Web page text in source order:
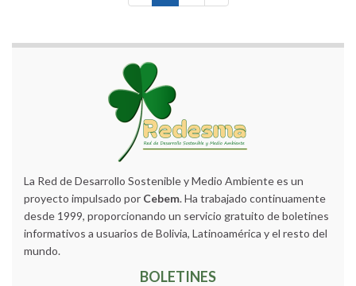
La Red de Desarrollo Sostenible y Medio Ambiente es un
proyecto impulsado por Cebem. Ha trabajado continuamente
desde 1999, proporcionando un servicio gratuito de boletines
informativos a usuarios de Bolivia, Latinoamérica y el resto del
mundo.
BOLETINES